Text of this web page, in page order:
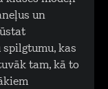
un
kas
tam, kā to